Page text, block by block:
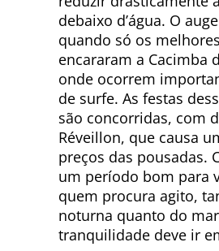
debaixo d’água. O
quando só os
encararam a Cacimba
onde ocorrem
de surfe. As festas
são concorridas, com
Réveillon, que causa
preços das pousadas.
um período bom para
quem procura agito,
noturna quanto do
tranquilidade deve ir